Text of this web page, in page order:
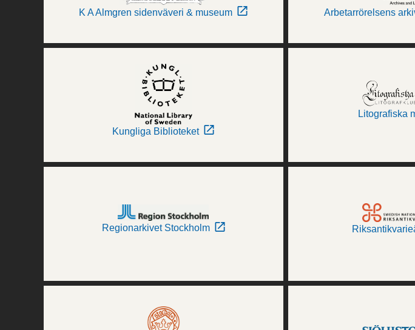
K A Almgren sidenväveri & museum Arbetarrörelsens
Kungliga Biblioteket
Litografiska
Regionarkivet Stockholm